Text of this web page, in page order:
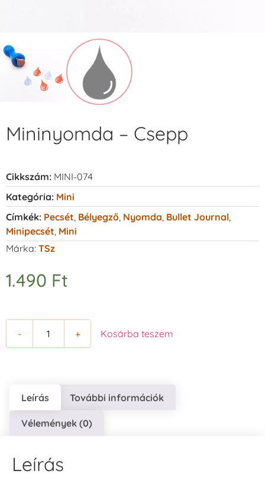
Mininyomda – Csepp
Cikkszám: MINI-074
Kategória: Mini
Címkék: Pecsét Bélyegző Nyomda Bullet Journal
Minipecsét Mini
Márka: TSz
1.490 Ft
- + Kosárba teszem
Leírás További információk
Vélemények (0)
Leírás